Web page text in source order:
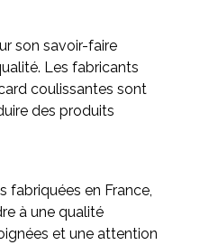
son savoir-faire
Les fabricants
coulissantes sont
des produits
fabriquées en France,
à une qualité
et une attention